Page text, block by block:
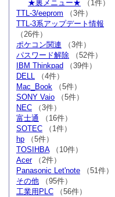
★裏メニュー★ （1件）
TTL-3/eeprom （3件）
TTL-3系アップデート情報
（26件）
ポケコン関連 （3件）
パスワード解除 （52件）
IBM Thinkpad （39件）
DELL （4件）
Mac_Book （5件）
SONY Vaio （5件）
NEC （3件）
富士通 （16件）
SOTEC （1件）
hp （5件）
TOSIHBA（10件）
Acer（2件）
Panasonic Let'note （51件）
その他 （95件）
工業用PLC （56件）